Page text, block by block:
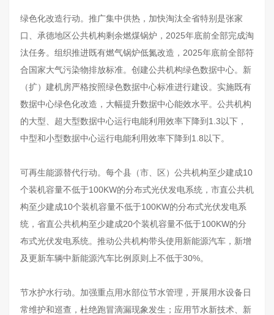
绿色化改造行动。推广集中供热，加快淘汰全省特别是张家
口、承德地区公共机构剩余燃煤锅炉，2025年底前全部完成淘
汰任务。组织推进既有燃气锅炉低氮改造，2025年底前全部符
合国家大气污染物排放标准。创建公共机构绿色数据中心。新
（扩）建机房严格按照绿色数据中心标准进行建设。实施既有
数据中心绿色化改造，大幅提升数据中心能效水平。公共机构
的大型、超大型数据中心运行电能利用效率下降到1.3以下，
中型和小型数据中心运行电能利用效率下降到1.8以下。
可再生能源替代行动。每个县（市、区）公共机构至少建成10
个装机容量不低于100KW的分布式光伏发电系统，市直公共机
构至少建成10个装机容量不低于100KW的分布式光伏发电系
统，省直公共机构至少建成20个装机容量不低于100KW的分
布式光伏发电系统。推动公共机构带头使用新能源汽车，新增
及更新车辆中新能源汽车比例原则上不低于30%。
节水护水行动。加强重点用水部位节水管理，开展用水设备日
常维护和巡查，杜绝跑冒滴漏现象发生；应用节水新技术、新